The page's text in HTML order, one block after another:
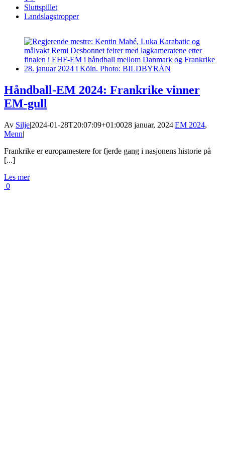
Sluttspillet
Landslagstropper
Håndball-EM 2024: Frankrike vinner
EM-gull
Av Silje|2024-01-28T20:07:09+01:0028 januar, 2024|EM 2024,
Menn|
Frankrike er europamestere for fjerde gang i nasjonens historie på
[...]
Les mer
0